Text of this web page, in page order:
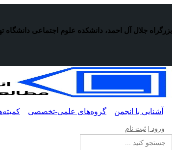
محتوا
بزرگراه جلال آل احمد، دانشکده علوم اجتماعی دانشگاه
آشنایی با انجمن گروه‌های علمی-تخصصی
ورود ثبت نام
جستجو
برای: